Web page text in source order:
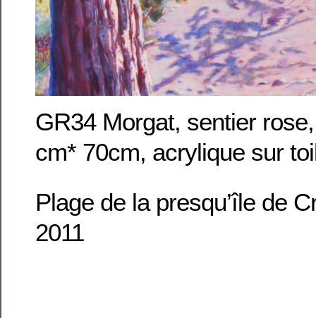
GR34 Morgat, sentier
cm* 70cm, acrylique sur
Plage de la presqu’île de
2011